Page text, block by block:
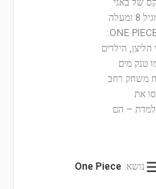
של באגי
הליצן (75637)! סט לגו זה מציע לילדים מגיל 8 ומעלה
חוויית משחק מרגשת בעולם האנימה של ONE PIECE.
הליצן, הילדים
טנק מים
משחק רחב
את
– הם
נושא:
One Piece